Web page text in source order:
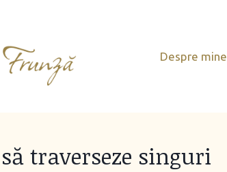
Despre mine
traverseze singuri